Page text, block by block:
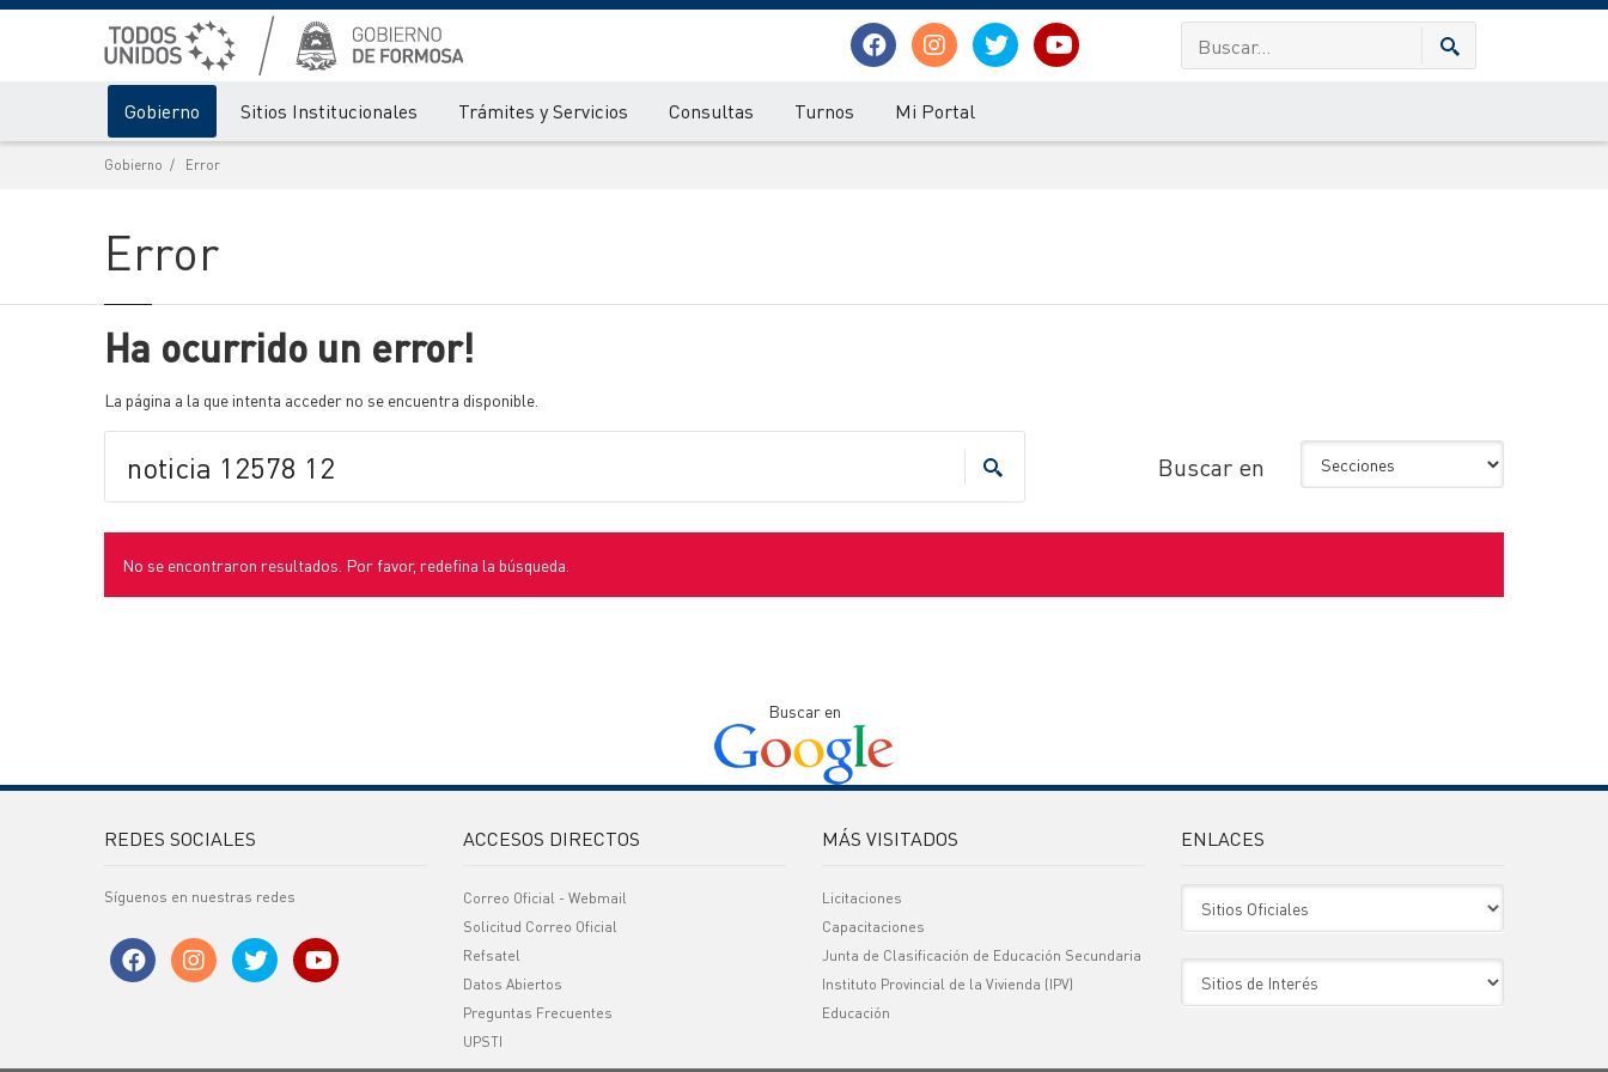
Gobierno Sitios Institucionales Trámites y Servicios Consultas Turnos Mi Portal
Gobierno Error
Error
Ha ocurrido un error!
La página a la que intenta acceder no se encuentra disponible.
Buscar en
No se encontraron resultados. Por favor, redefina la búsqueda.
Buscar en
REDES SOCIALES
Síguenos en nuestras redes
ACCESOS DIRECTOS
Correo Oficial - Webmail
Solicitud Correo Oficial
Refsatel
Datos Abiertos
Preguntas Frecuentes
UPSTI
MÁS VISITADOS
Licitaciones
Capacitaciones
Junta de Clasificación de Educación Secundaria
Instituto Provincial de la Vivienda (IPV)
Educación
ENLACES